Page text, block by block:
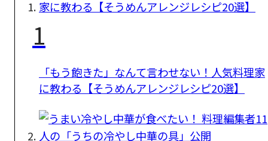
1
「もう飽きた」なんて言わせない！人気料理家
に教わる【そうめんアレンジレシピ20選】